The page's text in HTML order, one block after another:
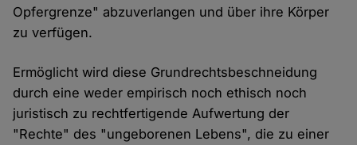
Opfergrenze" abzuverlangen und über ihre Körper
zu verfügen.
Ermöglicht wird diese Grundrechtsbeschneidung
durch eine weder empirisch noch ethisch noch
juristisch zu rechtfertigende Aufwertung der
"Rechte" des "ungeborenen Lebens", die zu einer